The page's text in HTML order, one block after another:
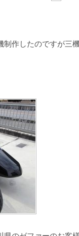
制作したのですが三